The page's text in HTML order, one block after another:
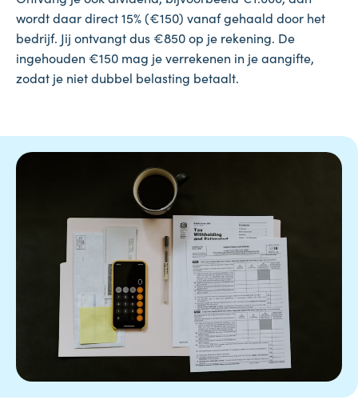
wordt daar direct 15% (€150) vanaf gehaald door het
bedrijf. Jij ontvangt dus €850 op je rekening. De
ingehouden €150 mag je verrekenen in je aangifte,
zodat je niet dubbel belasting betaalt.